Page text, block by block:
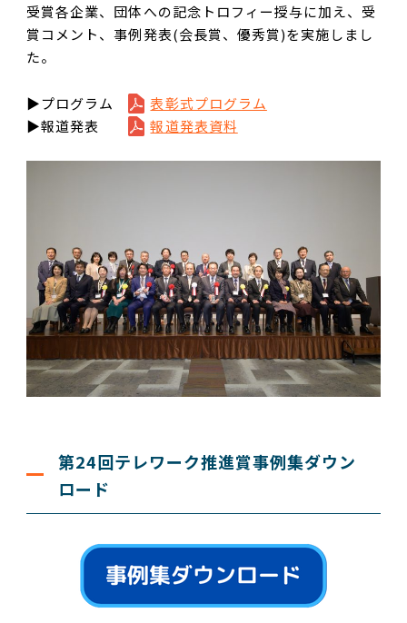
受賞各企業、団体への記念トロフィー授与に加え、受
賞コメント、事例発表(会長賞、優秀賞)を実施しまし
た。
▶プログラム
表彰式プログラム
▶報道発表
報道発表資料
第24回テレワーク推進賞事例集ダウン
ロード